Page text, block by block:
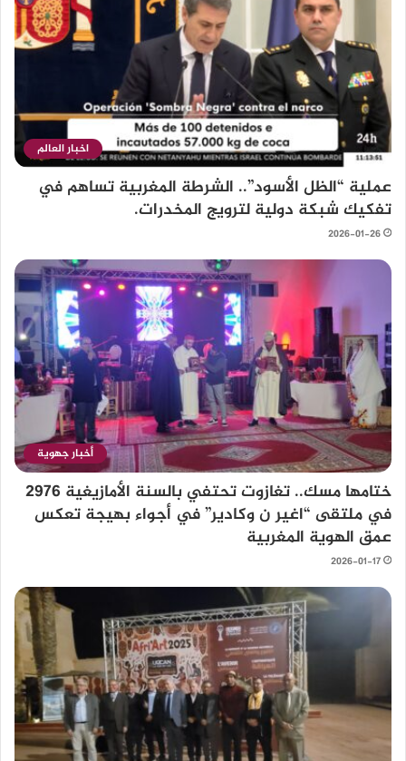
اخبار العالم
عملية “الظل الأسود”.. الشرطة المغربية تساهم في
تفكيك شبكة دولية لترويج المخدرات.
2026-01-26
أخبار جهوية
ختامها مسك.. تغازوت تحتفي بالسنة الأمازيغية 2976
في ملتقى “اغير ن وكادير” في أجواء بهيجة تعكس
عمق الهوية المغربية
2026-01-17